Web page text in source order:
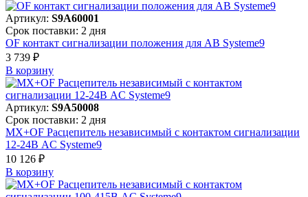
Артикул: S9A60001
Срок поставки: 2 дня
OF контакт сигнализации положения для АВ Systeme9
3 739 ₽
В корзинy
Артикул: S9A50008
Срок поставки: 2 дня
MX+OF Расцепитель независимый с контактом сигнализации
12-24В AC Systeme9
10 126 ₽
В корзинy